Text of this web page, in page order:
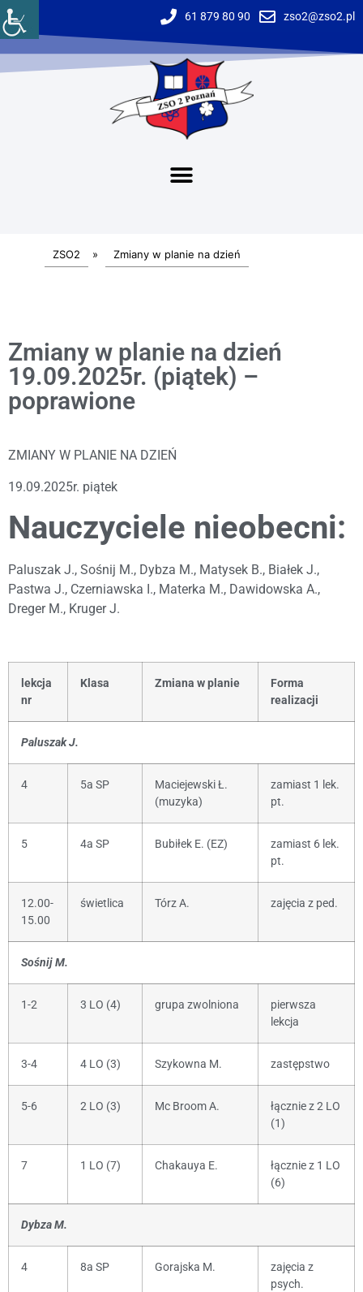
61 879 80 90 zso2@zso2.pl
ZSO2 » Zmiany w planie na dzień
Zmiany w planie na dzień
19.09.2025r. (piątek) –
poprawione
ZMIANY W PLANIE NA DZIEŃ
19.09.2025r. piątek
Nauczyciele nieobecni:
Paluszak J., Sośnij M., Dybza M., Matysek B., Białek J.,
Pastwa J., Czerniawska I., Materka M., Dawidowska A.,
Dreger M., Kruger J.
lekcja
nr
Klasa Zmiana w planie
Forma
realizacji
Paluszak J.
4 5a SP
Maciejewski Ł.
(muzyka)
zamiast 1 lek.
pt.
5 4a SP Bubiłek E. (EZ)
zamiast 6 lek.
pt.
12.00-
15.00
świetlica Tórz A. zajęcia z ped.
Sośnij M.
1-2 3 LO (4) grupa zwolniona
pierwsza
lekcja
3-4 4 LO (3) Szykowna M. zastępstwo
5-6 2 LO (3) Mc Broom A.
łącznie z 2 LO
(1)
7 1 LO (7) Chakauya E.
łącznie z 1 LO
(6)
Dybza M.
4 8a SP Gorajska M.
zajęcia z
psych.